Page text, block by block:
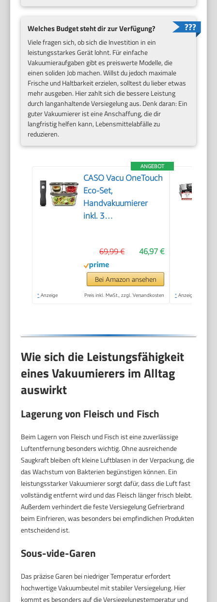
Welches Budget steht dir zur Verfügung?
Viele fragen sich, ob sich die Investition in ein
leistungsstarkes Gerät lohnt. Für einfache
Vakuumieraufgaben gibt es preiswerte Modelle, die
einen soliden Job machen. Willst du jedoch maximale
Frische und Haltbarkeit erzielen, solltest du lieber etwas
mehr ausgeben. Hier zahlt sich die bessere Leistung
durch langanhaltende Versiegelung aus. Denk daran: Ein
guter Vakuumierer ist eine Anschaffung, die dir
langfristig helfen kann, Lebensmittelabfälle zu
reduzieren.
ANGEBOT
CASO Vacu OneTouch
Eco-Set,
Handvakuumierer
inkl. 3
und Food Manager
Sticker, kabellos, bis
zu 150 Minuten
Laufzeit, aufladbar,
46,97 €
69,99 €
Bei Amazon ansehen
* Anzeige Preis inkl. MwSt., zzgl. Versandkosten * Anzeige
Wie sich die Leistungsfähigkeit
eines Vakuumierers im Alltag
auswirkt
Lagerung von Fleisch und Fisch
Beim Lagern von Fleisch und Fisch ist eine zuverlässige
Luftentfernung besonders wichtig. Ohne ausreichende
Saugkraft bleiben oft kleine Luftblasen in der Verpackung, die
das Wachstum von Bakterien begünstigen können. Ein
leistungsstarker Vakuumierer sorgt dafür, dass die Luft fast
vollständig entfernt wird und das Fleisch länger frisch bleibt.
Außerdem verhindert die feste Versiegelung Gefrierbrand
beim Einfrieren, was besonders bei empfindlichen Produkten
entscheidend ist.
Sous-vide-Garen
Das präzise Garen bei niedriger Temperatur erfordert
hochwertige Vakuumbeutel mit stabiler Versiegelung. Hier
kommt es besonders auf die Versiegelungstemperatur und